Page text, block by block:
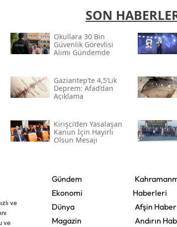
SON
Okullara 30 Bin
Güvenlik Görevlisi
Alımı Gündemde
Gaziantep’te 4,5’lik
Deprem: Afad’dan
Açıklama
Kirişci’den Yasalaşan
Kanun İçin Hayırlı
Olsun Mesajı
ve
ve
Gündem
Ekonomi
Dünya
Magazin
Haberleri
Afşin
Andırın